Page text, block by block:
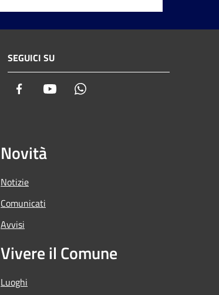
SEGUICI SU
Facebook Youtube
Novità
Notizie
Comunicati
Avvisi
Vivere il Comune
Luoghi